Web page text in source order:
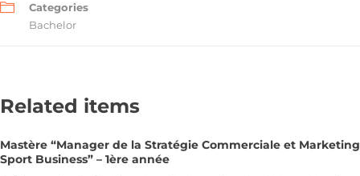
Categories
Bachelor
Related items
Mastère “Manager de la Stratégie Commerciale et Marketing
Sport Business” – 1ère année